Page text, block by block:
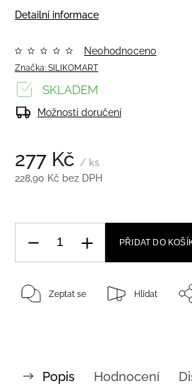
Detailní informace
Značka: SILIKOMART
Neohodnoceno
277 Kč / ks
228,90 Kč bez DPH
SKLADEM
Možnosti doručení
PŘIDAT DO
Zeptat se Hlídat
Popis Hodnocení